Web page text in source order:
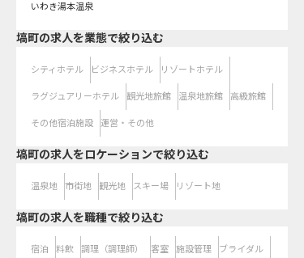
いわき湯本温泉
塙町の求人を業態で絞り込む
シティホテル ビジネスホテル リゾートホテル
ラグジュアリーホテル 観光地旅館 温泉地旅館 高級旅館
その他宿泊施設 運営・その他
塙町の求人をロケーションで絞り込む
温泉地 市街地 観光地 スキー場 リゾート地
塙町の求人を職種で絞り込む
宿泊 料飲 調理（調理師） 客室 施設管理 ブライダル